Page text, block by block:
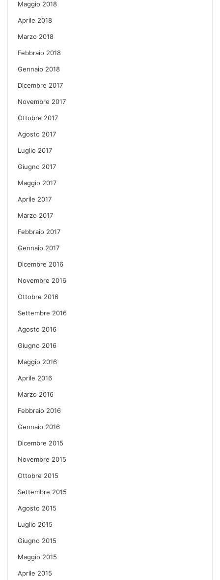
Maggio 2018
Aprile 2018
Marzo 2018
Febbraio 2018
Gennaio 2018
Dicembre 2017
Novembre 2017
Ottobre 2017
Agosto 2017
Luglio 2017
Giugno 2017
Maggio 2017
Aprile 2017
Marzo 2017
Febbraio 2017
Gennaio 2017
Dicembre 2016
Novembre 2016
Ottobre 2016
Settembre 2016
Agosto 2016
Giugno 2016
Maggio 2016
Aprile 2016
Marzo 2016
Febbraio 2016
Gennaio 2016
Dicembre 2015
Novembre 2015
Ottobre 2015
Settembre 2015
Agosto 2015
Luglio 2015
Giugno 2015
Maggio 2015
Aprile 2015